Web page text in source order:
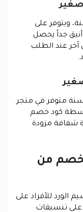
صغير
ويتوفر على
جداً يحصل
آخر عند الطلب
متوفر في متجر
كود خصم
شفافة مزودة
من
الورد للأفراد على
على تنسيقات